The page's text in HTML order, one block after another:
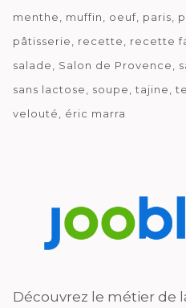
menthe
muffin oeuf paris
pâtisserie
recette recette
salade
Salon de Provence
sans lactose
soupe tajine
velouté
éric marra
Découvrez le métier de